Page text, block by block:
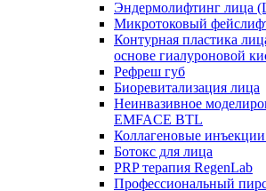
Эндермолифтинг лица
Микротоковый
Контурная пластика
основе гиалуроновой
Рефреш губ
Биоревитализация лица
Неинвазивное
EMFACE BTL
Коллагеновые
Ботокс для лица
PRP терапия RegenLab
Профессиональный